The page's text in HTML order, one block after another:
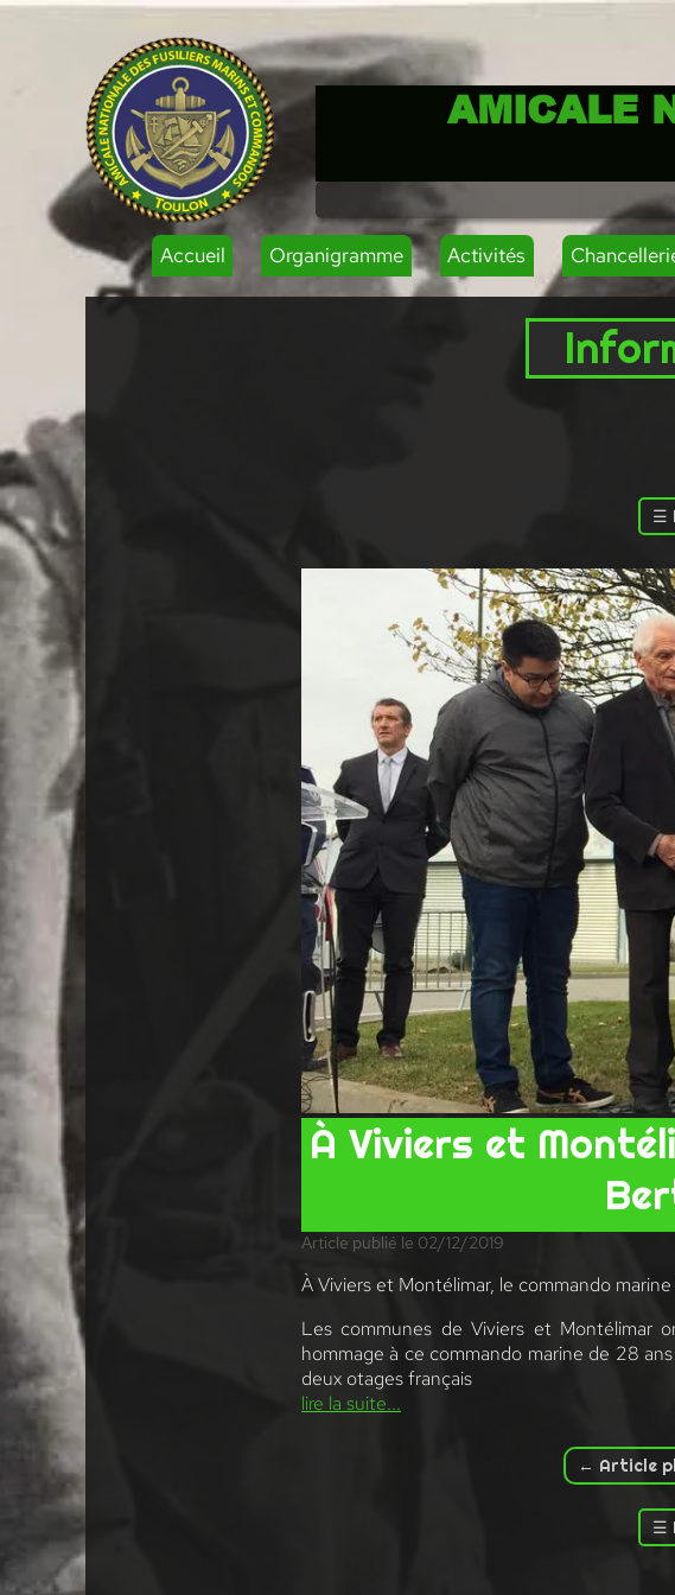
AMICALE
Accueil Organigramme Activités
☰
À Viviers et
Article publié le 02/12/2019
À Viviers et Montélimar, le commando
Les communes de Viviers et Montélimar
hommage à ce commando marine de 28
deux otages français
lire la suite...
← Article
☰